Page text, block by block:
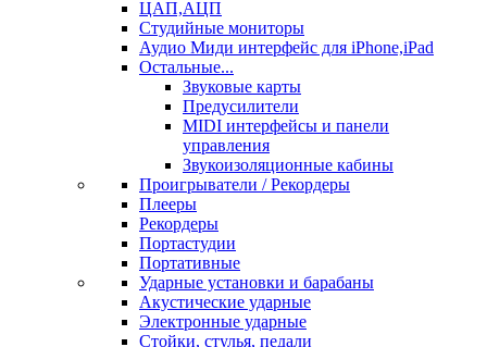
ЦАП,АЦП
Студийные мониторы
Аудио Миди интерфейс для iPhone,iPad
Остальные...
Звуковые карты
Предусилители
MIDI интерфейсы и панели
управления
Звукоизоляционные кабины
Проигрыватели / Рекордеры
Плееры
Рекордеры
Портастудии
Портативные
Ударные установки и барабаны
Акустические ударные
Электронные ударные
Стойки, стулья, педали